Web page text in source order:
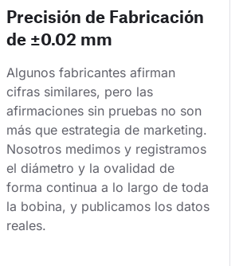
Precisión de Fabricación
de ±0.02 mm
Algunos fabricantes afirman
cifras similares, pero las
afirmaciones sin pruebas no son
más que estrategia de marketing.
Nosotros medimos y registramos
el diámetro y la ovalidad de
forma continua a lo largo de toda
la bobina, y publicamos los datos
reales.